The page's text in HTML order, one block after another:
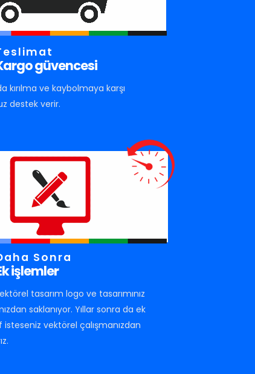
güvencesi
kırılma ve kaybolmaya karşı
destek verir.
Sonra
işlemler
tasarım logo ve tasarımınız
saklanıyor. Yıllar sonra da ek
isteseniz vektörel çalışmanızdan